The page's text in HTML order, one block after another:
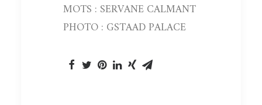
MOTS : SERVANE CALMANT
PHOTO : GSTAAD PALACE